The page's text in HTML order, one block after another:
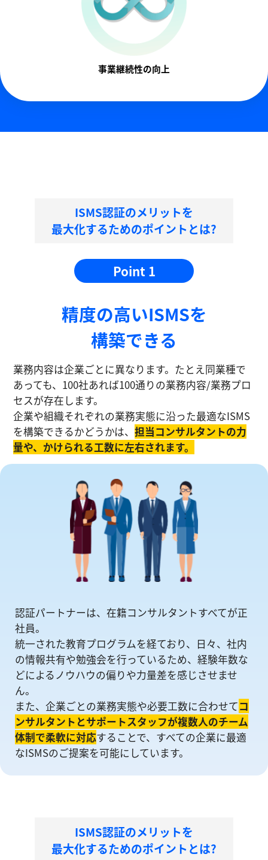
事業継続性の向上
ISMS認証のメリットを
最大化するためのポイントとは?
Point 1
精度の⾼いISMSを
構築できる
業務内容は企業ごとに異なります。たとえ同業種で
あっても、100社あれば100通りの業務内容/業務プロ
セスが存在します。
企業や組織それぞれの業務実態に沿った最適なISMS
を構築できるかどうかは、担当コンサルタントの⼒
量や、かけられる工数に左右されます。
認証パートナーは、在籍コンサルタントすべてが正
社員。
統一された教育プログラムを経ており、日々、社内
の情報共有や勉強会を⾏っているため、経験年数な
どによるノウハウの偏りや⼒量差を感じさせませ
ん。
また、企業ごとの業務実態や必要工数に合わせてコ
ンサルタントとサポートスタッフが複数人のチーム
体制で柔軟に対応することで、すべての企業に最適
なISMSのご提案を可能にしています。
ISMS認証のメリットを
最大化するためのポイントとは?